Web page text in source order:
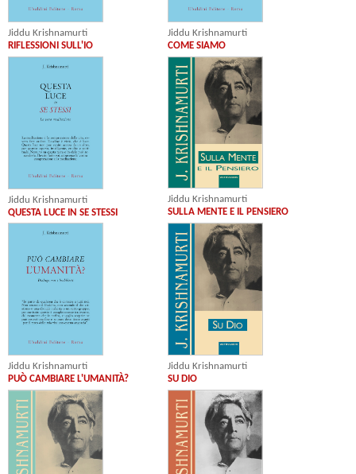
Jiddu Krishnamurti
RIFLESSIONI SULL'IO
Jiddu Krishnamurti
COME SIAMO
Jiddu Krishnamurti
QUESTA LUCE IN SE STESSI
Jiddu Krishnamurti
SULLA MENTE E IL PENSIERO
Jiddu Krishnamurti
PUÒ CAMBIARE L'UMANITÀ?
Jiddu Krishnamurti
SU DIO